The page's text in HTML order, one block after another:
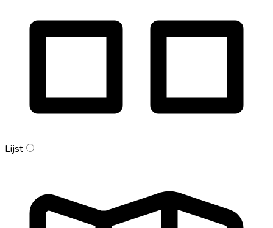
Lijst